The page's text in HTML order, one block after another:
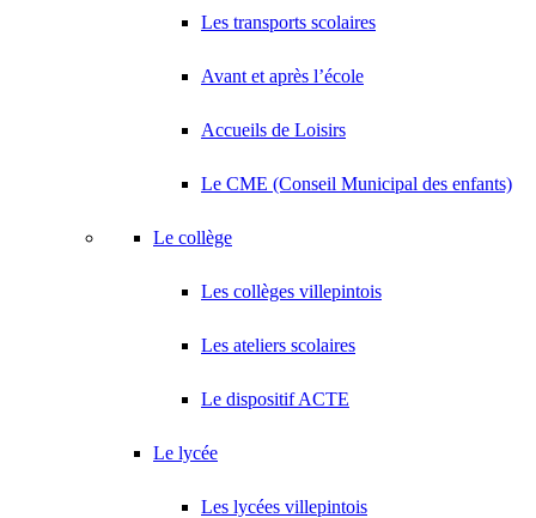
Les transports scolaires
Avant et après l’école
Accueils de Loisirs
Le CME (Conseil Municipal des enfants)
Le collège
Les collèges villepintois
Les ateliers scolaires
Le dispositif ACTE
Le lycée
Les lycées villepintois